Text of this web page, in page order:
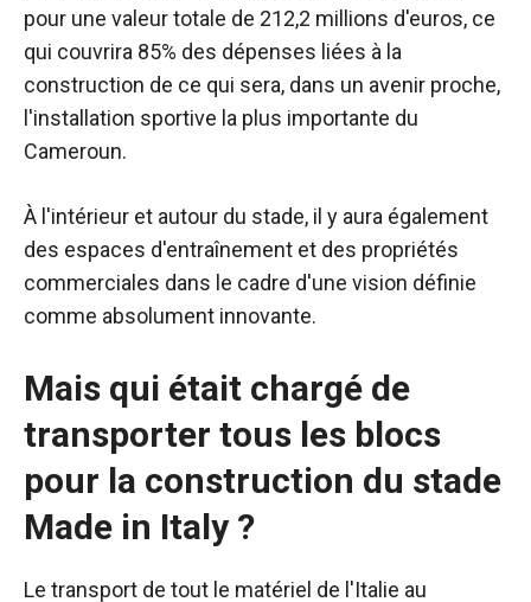
pour une valeur totale de 212,2 millions d'euros, ce
qui couvrira 85% des dépenses liées à la
construction de ce qui sera, dans un avenir proche,
l'installation sportive la plus importante du
Cameroun.
À l'intérieur et autour du stade, il y aura également
des espaces d'entraînement et des propriétés
commerciales dans le cadre d'une vision définie
comme absolument innovante.
Mais qui était chargé de
transporter tous les blocs
pour la construction du stade
Made in Italy ?
Le transport de tout le matériel de l'Italie au
les chances
contenus et
des offres
personnalisés.